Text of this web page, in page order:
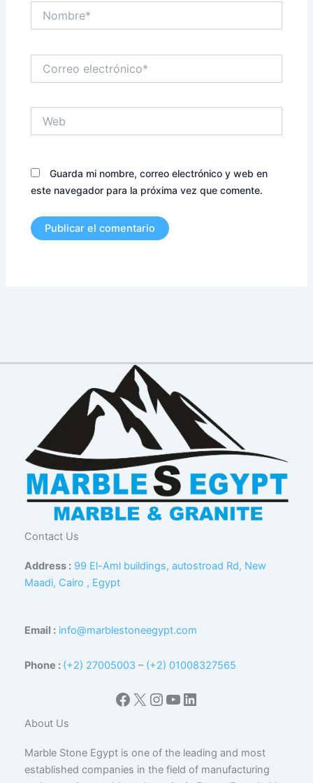
electrónico*
Guarda mi nombre, correo electrónico y web en
este navegador para la próxima vez que comente.
Contact Us
Address : 99 El-Aml buildings, autostroad Rd, New
Maadi, Cairo , Egypt
Email : info@marblestoneegypt.com
Phone : (+2) 27005003 – (+2) 01008327565
Facebook
X Instagram
YouTube
LinkedIn
About Us
Marble Stone Egypt is one of the leading and most
established companies in the field of manufacturing